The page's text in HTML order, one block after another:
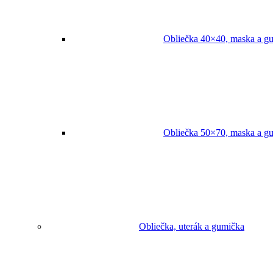
Obliečka 40×40, maska a
Obliečka 50×70, maska a
Obliečka, uterák a gumička